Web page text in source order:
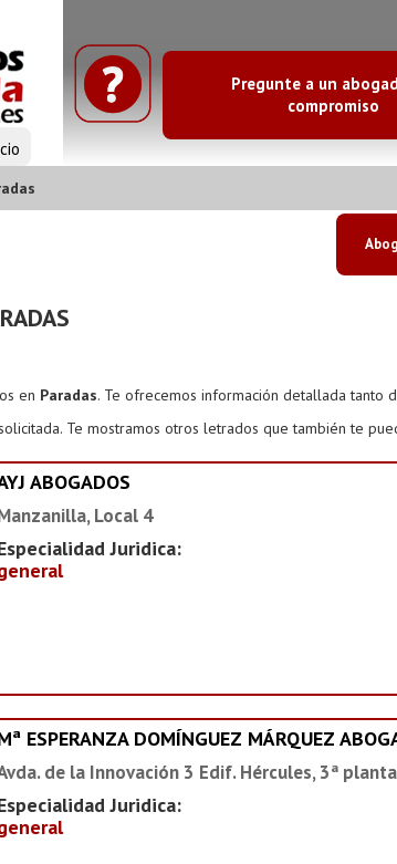
Pregunte a un
compromiso
en Paradas. Te ofrecemos información detallada tanto
Te mostramos otros letrados que también te
ABOGADOS
Local 4
Juridica:
ESPERANZA DOMÍNGUEZ MÁRQUEZ
de la Innovación 3 Edif. Hércules, 3ª
Juridica: